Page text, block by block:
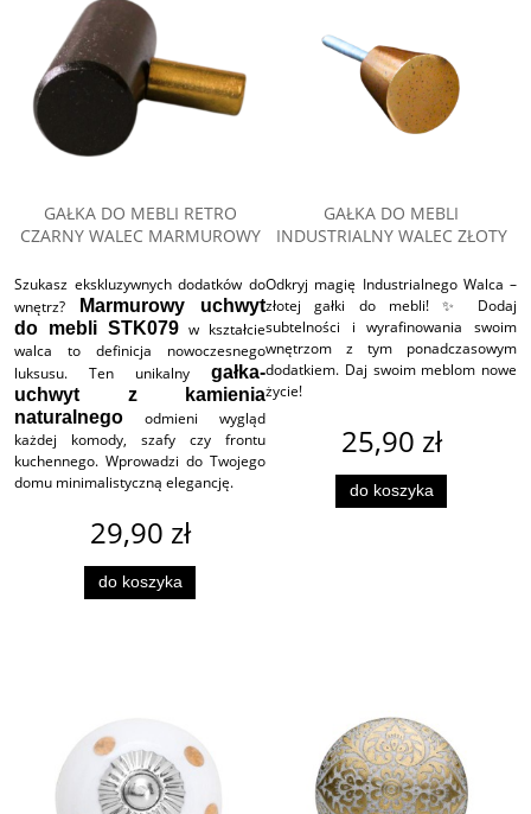
GAŁKA DO MEBLI RETRO
CZARNY WALEC MARMUROWY
Szukasz ekskluzywnych dodatków do
wnętrz?
Marmurowy uchwyt
do mebli STK079 w kształcie
walca to definicja nowoczesnego
luksusu. Ten unikalny gałka-
uchwyt z kamienia
naturalnego odmieni wygląd
każdej komody, szafy czy frontu
kuchennego. Wprowadzi do Twojego
domu minimalistyczną elegancję.
29,90 zł
do koszyka
GAŁKA DO MEBLI
INDUSTRIALNY WALEC ZŁOTY
Odkryj magię Industrialnego Walca –
złotej gałki do mebli! ✨ Dodaj
subtelności i wyrafinowania swoim
wnętrzom z tym ponadczasowym
dodatkiem. Daj swoim meblom nowe
życie!
25,90 zł
do koszyka